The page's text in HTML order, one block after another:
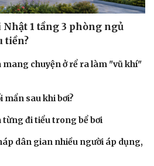
1 tầng 3 phòng ngủ
tiền?
mang chuyện ở rể ra làm "vũ khí"
mẩn sau khi bơi?
từng đi tiểu trong bể bơi
dân gian nhiều người áp dụng,